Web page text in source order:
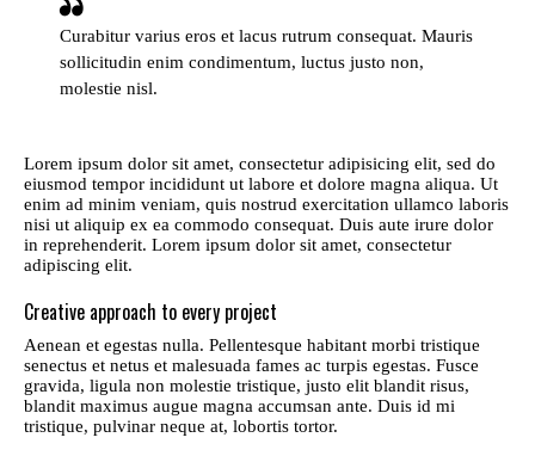
Curabitur varius eros et lacus rutrum consequat. Mauris
sollicitudin enim condimentum, luctus justo non,
molestie nisl.
Lorem ipsum dolor sit amet, consectetur adipisicing elit, sed do
eiusmod tempor incididunt ut labore et dolore magna aliqua. Ut
enim ad minim veniam, quis nostrud exercitation ullamco laboris
nisi ut aliquip ex ea commodo consequat. Duis aute irure dolor
in reprehenderit. Lorem ipsum dolor sit amet, consectetur
adipiscing elit.
Creative approach to every project
Aenean et egestas nulla. Pellentesque habitant morbi tristique
senectus et netus et malesuada fames ac turpis egestas. Fusce
gravida, ligula non molestie tristique, justo elit blandit risus,
blandit maximus augue magna accumsan ante. Duis id mi
tristique, pulvinar neque at, lobortis tortor.